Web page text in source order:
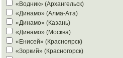
«Водник» (Архангельск)
«Динамо» (Алма-Ата)
«Динамо» (Казань)
«Динамо» (Москва)
«Енисей» (Красноярск)
«Зоркий» (Красногорск)